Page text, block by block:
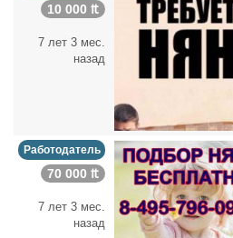
10 000 ₶
7 лет 3 мес.
назад
Работодатель
70 000 ₶
7 лет 3 мес.
назад